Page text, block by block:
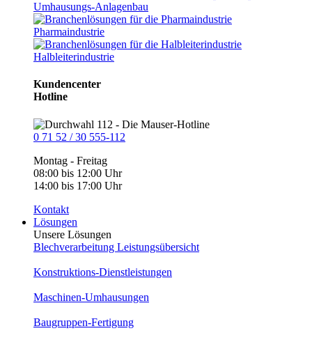
Umhausungs-Anlagenbau
Pharmaindustrie
Halbleiterindustrie
Kundencenter
Hotline
0 71 52 / 30 555-112
Montag - Freitag
08:00 bis 12:00 Uhr
14:00 bis 17:00 Uhr
Kontakt
Lösungen
Unsere Lösungen
Blechverarbeitung Leistungsübersicht
Konstruktions-Dienstleistungen
Maschinen-Umhausungen
Baugruppen-Fertigung